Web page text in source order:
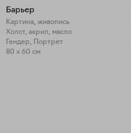
Барьер
Картина, живопись
Холст, акрил, масло
Гендер, Портрет
80 x 60 см